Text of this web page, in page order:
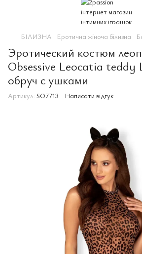
БІЛИЗНА Еротична жіноча білизна
Эротический костюм
Obsessive Leocatia teddy
обруч с ушками
Артикул: SO7713 Написати відгук